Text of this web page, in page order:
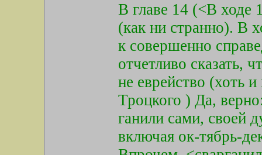
В главе 14 (<В ходе
(как ни странно). В
к совершенно
отчетливо сказать,
не еврейство (хоть
Троцкого ) Да,
ганили сами, своей
включая ок-тябрь-